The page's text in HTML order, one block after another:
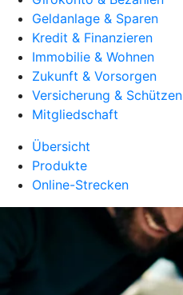
Geldanlage & Sparen
Kredit & Finanzieren
Immobilie & Wohnen
Zukunft & Vorsorgen
Versicherung & Schützen
Mitgliedschaft
Übersicht
Produkte
Online-Strecken